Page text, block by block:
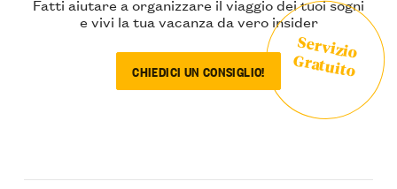
Fatti aiutare a organizzare il viaggio dei tuoi sogni
e vivi la tua vacanza da vero insider
CHIEDICI UN CONSIGLIO!
Servizio
Gratuito